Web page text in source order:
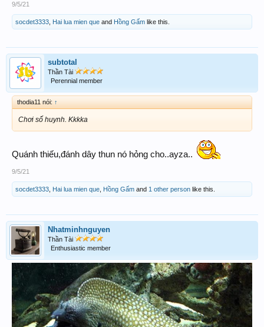
9/5/21
socdet3333 Hai lua mien que and Hồng Gấm like this.
subtotal
Thần Tài
Perennial member
thodia11 nói: ↑
Chơi số huynh. Kkkka
Quánh thiếu,đánh dây thun nó hỏng cho..ayza..
9/5/21
socdet3333 Hai lua mien que Hồng Gấm and 1 other person like this.
Nhatminhnguyen
Thần Tài
Enthusiastic member